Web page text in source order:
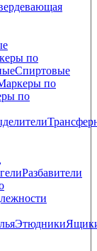
по
Cпиртовые
по
по
Разбавители
Этюдники